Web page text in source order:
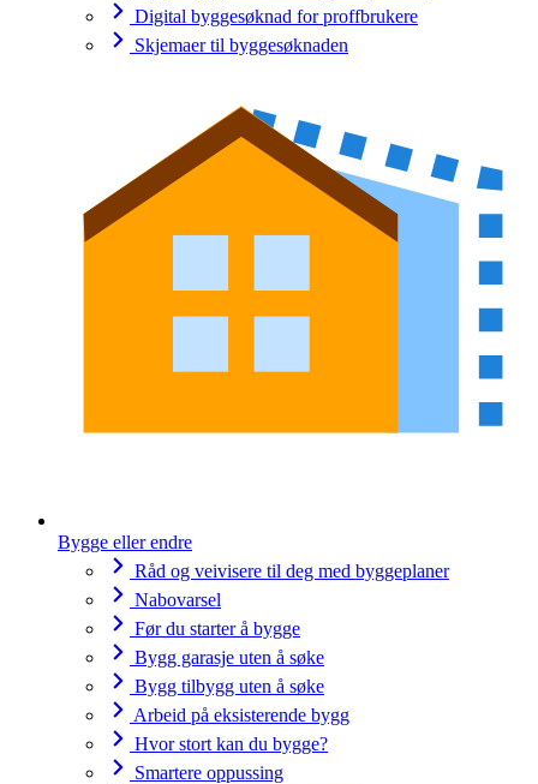
Digital byggesøknad for proffbrukere
Skjemaer til byggesøknaden
Bygge eller endre
Råd og veivisere til deg med byggeplaner
Nabovarsel
Før du starter å bygge
Bygg garasje uten å søke
Bygg tilbygg uten å søke
Arbeid på eksisterende bygg
Hvor stort kan du bygge?
Smartere oppussing